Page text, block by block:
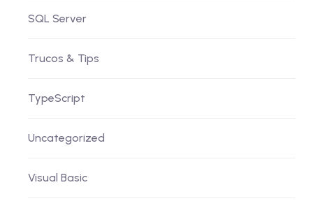
SQL Server
Trucos & Tips
TypeScript
Uncategorized
Visual Basic